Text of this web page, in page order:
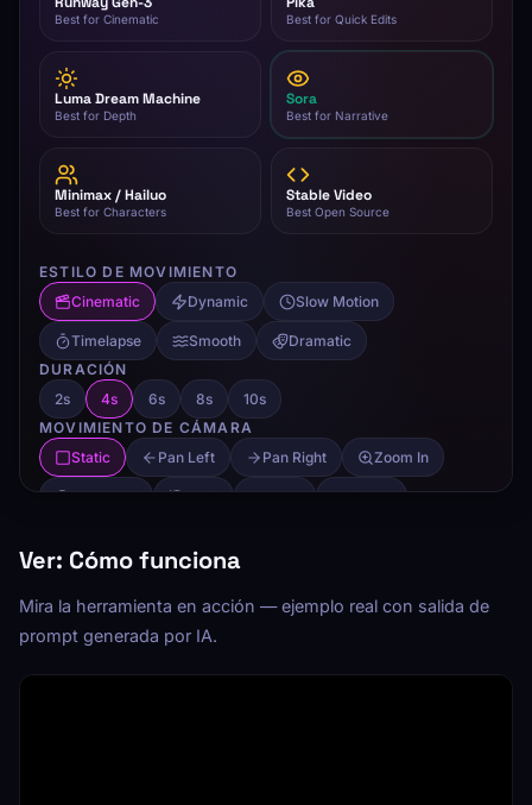
Ver: Cómo funciona
Mira la herramienta en acción — ejemplo real con salida de
prompt generada por IA.